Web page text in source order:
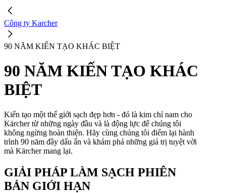
Công ty Karcher
90 NĂM KIẾN TẠO KHÁC BIỆT
90 NĂM KIẾN TẠO KHÁC
BIỆT
Kiến tạo một thế giới sạch đẹp hơn - đó là kim chỉ nam cho
Kärcher từ những ngày đầu và là động lực để chúng tôi
không ngừng hoàn thiện. Hãy cùng chúng tôi điểm lại hành
trình 90 năm đầy dấu ấn và khám phá những giá trị tuyệt vời
mà Kärcher mang lại.
GIẢI PHÁP LÀM SẠCH PHIÊN
BẢN GIỚI HẠN